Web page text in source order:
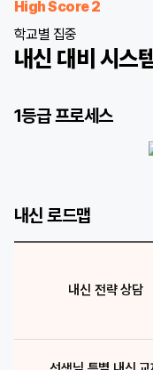
High Score 2
학교별 집중
내신 대비 시스
1등급 프로세스
D-1 최종 점검 1등급
학교 기출 완벽 분석 선
취약점 완벽 제거 전임 강
내신 로드맵
내신 전략 상담